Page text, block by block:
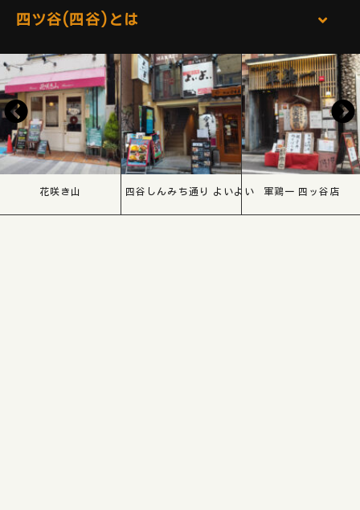
四ツ谷(四谷)とは
花咲き山 四谷しんみち通り よいよい 軍鶏一 四ッ谷店